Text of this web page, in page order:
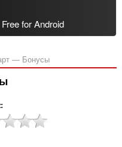
Free for Android
— Бонусы‎